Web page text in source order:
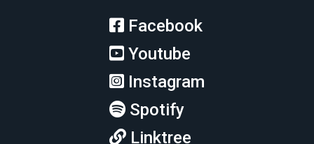
Facebook
Youtube
Instagram
Spotify
Linktree